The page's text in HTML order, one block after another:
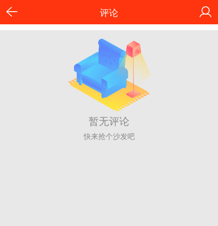
评论
暂无评论
快来抢个沙发吧